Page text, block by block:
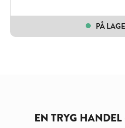
PÅ
EN TRYG